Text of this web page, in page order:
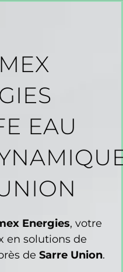
EAU
Energies, votre
en solutions de
de Sarre Union.